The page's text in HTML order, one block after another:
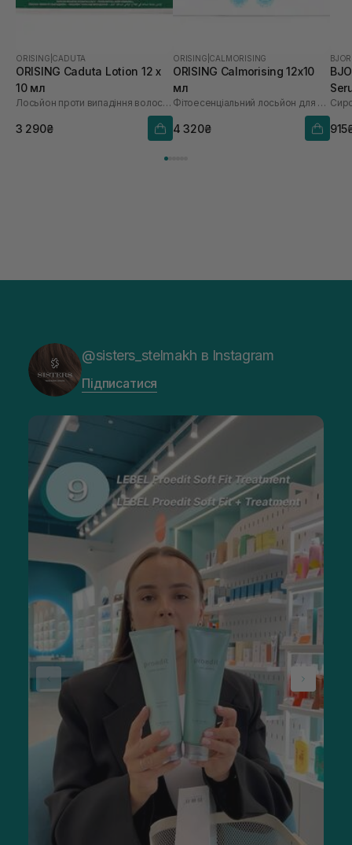
ORISING CADUTA
ORISING Caduta Lotion 12 х
10 мл
Лосьйон проти випадіння волосся
3 290₴
ORISING CALMORISING
ORISING Calmorising 12х10
мл
Фітоесенціальний лосьйон для чутливої шкіри
4 320₴
@sisters_stelmakh в Instagram
Підписатися